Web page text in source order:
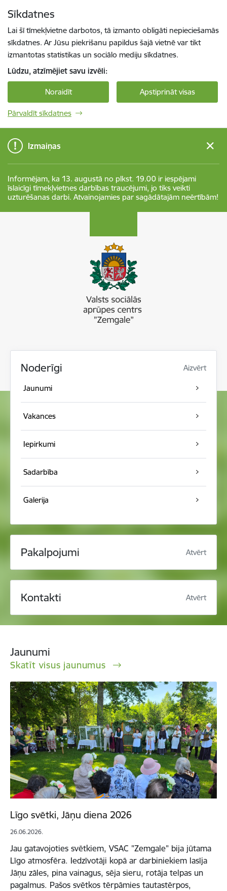
Sīkdatnes
Lai šī tīmekļvietne darbotos, tā izmanto obligāti nepieciešamās
sīkdatnes. Ar Jūsu piekrišanu papildus šajā vietnē var tikt
izmantotas statistikas un sociālo mediju sīkdatnes.
Lūdzu, atzīmējiet savu izvēli:
Noraidīt Apstiprināt visas
Pārvaldīt sīkdatnes
Izmaiņas
Informējam, ka 13. augustā no plkst. 19.00 ir iespējami
īslaicīgi tīmekļvietnes darbības traucējumi, jo tiks veikti
uzturēšanas darbi. Atvainojamies par sagādātajām neērtībām!
Noderīgi Aizvērt
Jaunumi
Vakances
Iepirkumi
Sadarbība
Galerija
Pakalpojumi Atvērt
Kontakti Atvērt
Jaunumi
Skatīt visus jaunumus
Līgo svētki, Jāņu diena 2026
26.06.2026.
Jau gatavojoties svētkiem, VSAC "Zemgale" bija jūtama
Līgo atmosfēra. Iedzīvotāji kopā ar darbiniekiem lasīja
Jāņu zāles, pina vainagus, sēja sieru, rotāja telpas un
pagalmus. Pašos svētkos tērpāmies tautastērpos,